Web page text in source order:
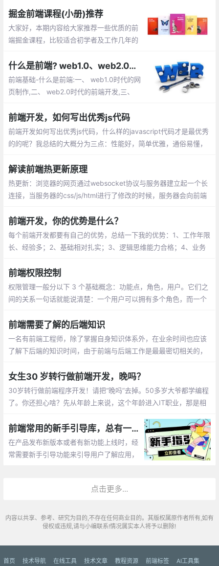
互。后端入门稍困难，每天关注的是业务逻辑的处理，数据的增删
改查，性能的优化
掘金前端课程(小册)推荐
大家好，本期内容给大家推荐一些优质的前
端掘金课程，比较适合初学者及工作几年的
作者也是一线的大厂工作者。有兴趣的小伙
伴快来打卡看一下吧
什么是前端? web1.0、web2.0时代的网页制作,前端开发都有哪些内容等
前端基础-什么是前端:一、 web1.0时代的网
页制作,二、 web2.0时代的前端开发,三、
开发,五、 前端开发都有哪些内容,六、 开发
环境
前端开发，如何写出优秀js代码
前端开发如何写出优秀js代码，什么样的javascript代码才是最优秀
的的呢？我总结的大概分为三点：性能好，简单优雅，通俗易懂，
解读前端热更新原理
热更新：浏览器的网页通过websocket协议与服务器建立起一个长
连接，当服务器的css/js/html进行了修改的时候，服务器会向前端
直接操作dom，局部刷新，如果是js发生了改变，只好刷新整个页
面。
前端开发，你的优势是什么？
每个前端开发都要有自己的优势，总结一下我的优势：1、工作年限
长、经验多；2、基础相对扎实；3、逻辑思维能力合格；4、业务
前端权限控制
权限管理一般分以下 3 个基础概念：功能点，角色，用户。它们之
间的关系一句话就能说清楚：一个用户可以拥有多个角色，而一个
前端需要了解的后端知识
一名有前端工程师，除了掌握自身知识体系外，在业余时间也应该
了解下后端的知识时间，由于前端与后端工作是最最密切相关的，
算机网络、数据结构和算法、计算机组成和原理、离散数学等知识
都要涉及。
女生30 岁转行做前端开发，晚吗？
30岁转行做前端程序开发！请把“晚吗”去掉。50多岁大爷都学编程
了。你还担心啥？先从年龄上来说，这个年龄进入IT职业，那是相
子。
前端常用的新手引导库，总有一款适合你！
在产品发布新版本或者有新功能上线时，经
常需要新手引导功能来引导用户了解应用，
点击更多...
内容以共享、参考、研究为目的,不存在任何商业目的。其版权属原作者所有,如有
侵权或违规,请与小编联系!情况属实本人将予以删除!
首页 技术导航 在线工具 技术文章 教程资源 前端标签 AI工具集